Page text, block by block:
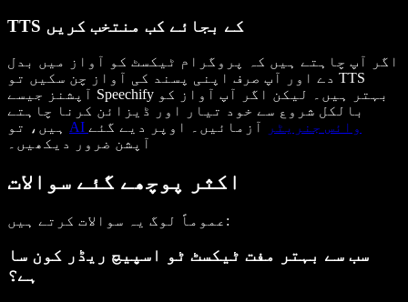
TTS کے بجائے کب منتخب کریں
اگر آپ چاہتے ہیں کہ پروگرام ٹیکسٹ کو آواز میں بدل
دے اور آپ صرف اپنی پسند کی آواز چن سکیں تو TTS
آپشنز جیسے Speechify بہتر ہیں۔ لیکن اگر آپ آواز کو
بالکل شروع سے خود تیار اور ڈیزائن کرنا چاہتے
AI وائس جنریٹر
آزمائیں۔ اوپر دیے گئے
آپشن ضرور دیکھیں۔
اکثر پوچھے گئے سوالات
عموماً لوگ یہ سوالات کرتے ہیں:
سب سے بہتر مفت ٹیکسٹ ٹو اسپیچ ریڈر کون سا
ہے؟